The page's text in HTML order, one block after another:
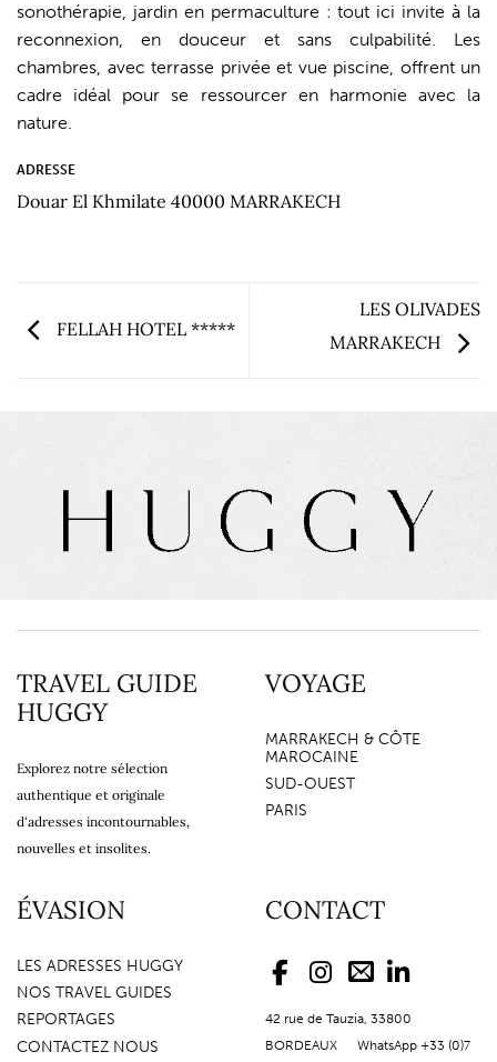
sonothérapie, jardin en permaculture : tout ici invite à la
reconnexion, en douceur et sans culpabilité. Les
chambres, avec terrasse privée et vue piscine, offrent un
cadre idéal pour se ressourcer en harmonie avec la
nature.
ADRESSE
Douar El Khmilate 40000 MARRAKECH
FELLAH HOTEL *****
LES OLIVADES
MARRAKECH
TRAVEL GUIDE
HUGGY
Explorez notre sélection
authentique et originale
d'adresses incontournables,
nouvelles et insolites.
VOYAGE
MARRAKECH & CÔTE
MAROCAINE
SUD-OUEST
PARIS
ÉVASION
LES ADRESSES HUGGY
NOS TRAVEL GUIDES
REPORTAGES
CONTACTEZ NOUS
CONTACT
42 rue de Tauzia, 33800
BORDEAUX WhatsApp +33 (0)7